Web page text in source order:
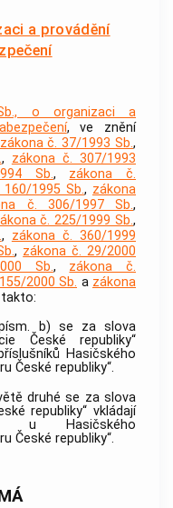
a provádění
o organizaci a
, ve znění
zákona č. 37/1993 Sb.,
, zákona č. 307/1993
Sb., zákona č.
1995 Sb., zákona
č. 306/1997 Sb.,
č. 225/1999 Sb.,
, zákona č. 360/1999
, zákona č. 29/2000
Sb., zákona č.
2000 Sb. a zákona
b) se za slova
České republiky“
Hasičského
České republiky“.
druhé se za slova
republiky“ vkládají
u Hasičského
České republiky“.